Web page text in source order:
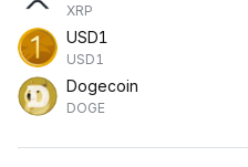
XRP
USD1
USD1
Dogecoin
DOGE